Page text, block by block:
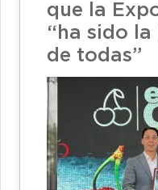
que la
“ha sido
de todas”